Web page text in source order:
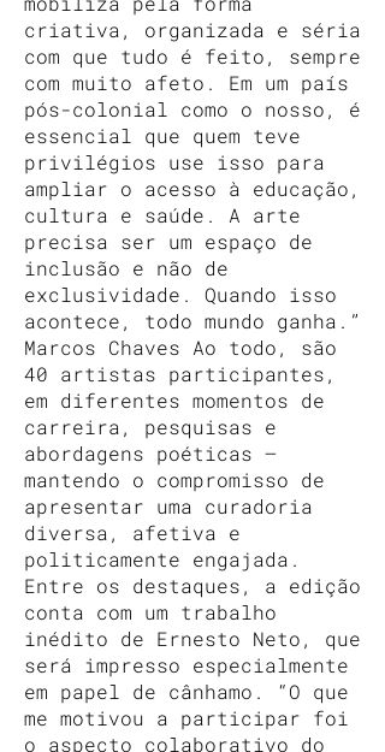
criativa, organizada e séria
com que tudo é feito, sempre
com muito afeto. Em um país
pós-colonial como o nosso, é
essencial que quem teve
privilégios use isso para
ampliar o acesso à educação,
cultura e saúde. A arte
precisa ser um espaço de
inclusão e não de
exclusividade. Quando isso
acontece, todo mundo ganha.”
Marcos Chaves Ao todo, são
40 artistas participantes,
em diferentes momentos de
carreira, pesquisas e
abordagens poéticas —
mantendo o compromisso de
apresentar uma curadoria
diversa, afetiva e
politicamente engajada.
Entre os destaques, a edição
conta com um trabalho
inédito de Ernesto Neto, que
será impresso especialmente
em papel de cânhamo. “O que
me motivou a participar foi
o aspecto colaborativo do